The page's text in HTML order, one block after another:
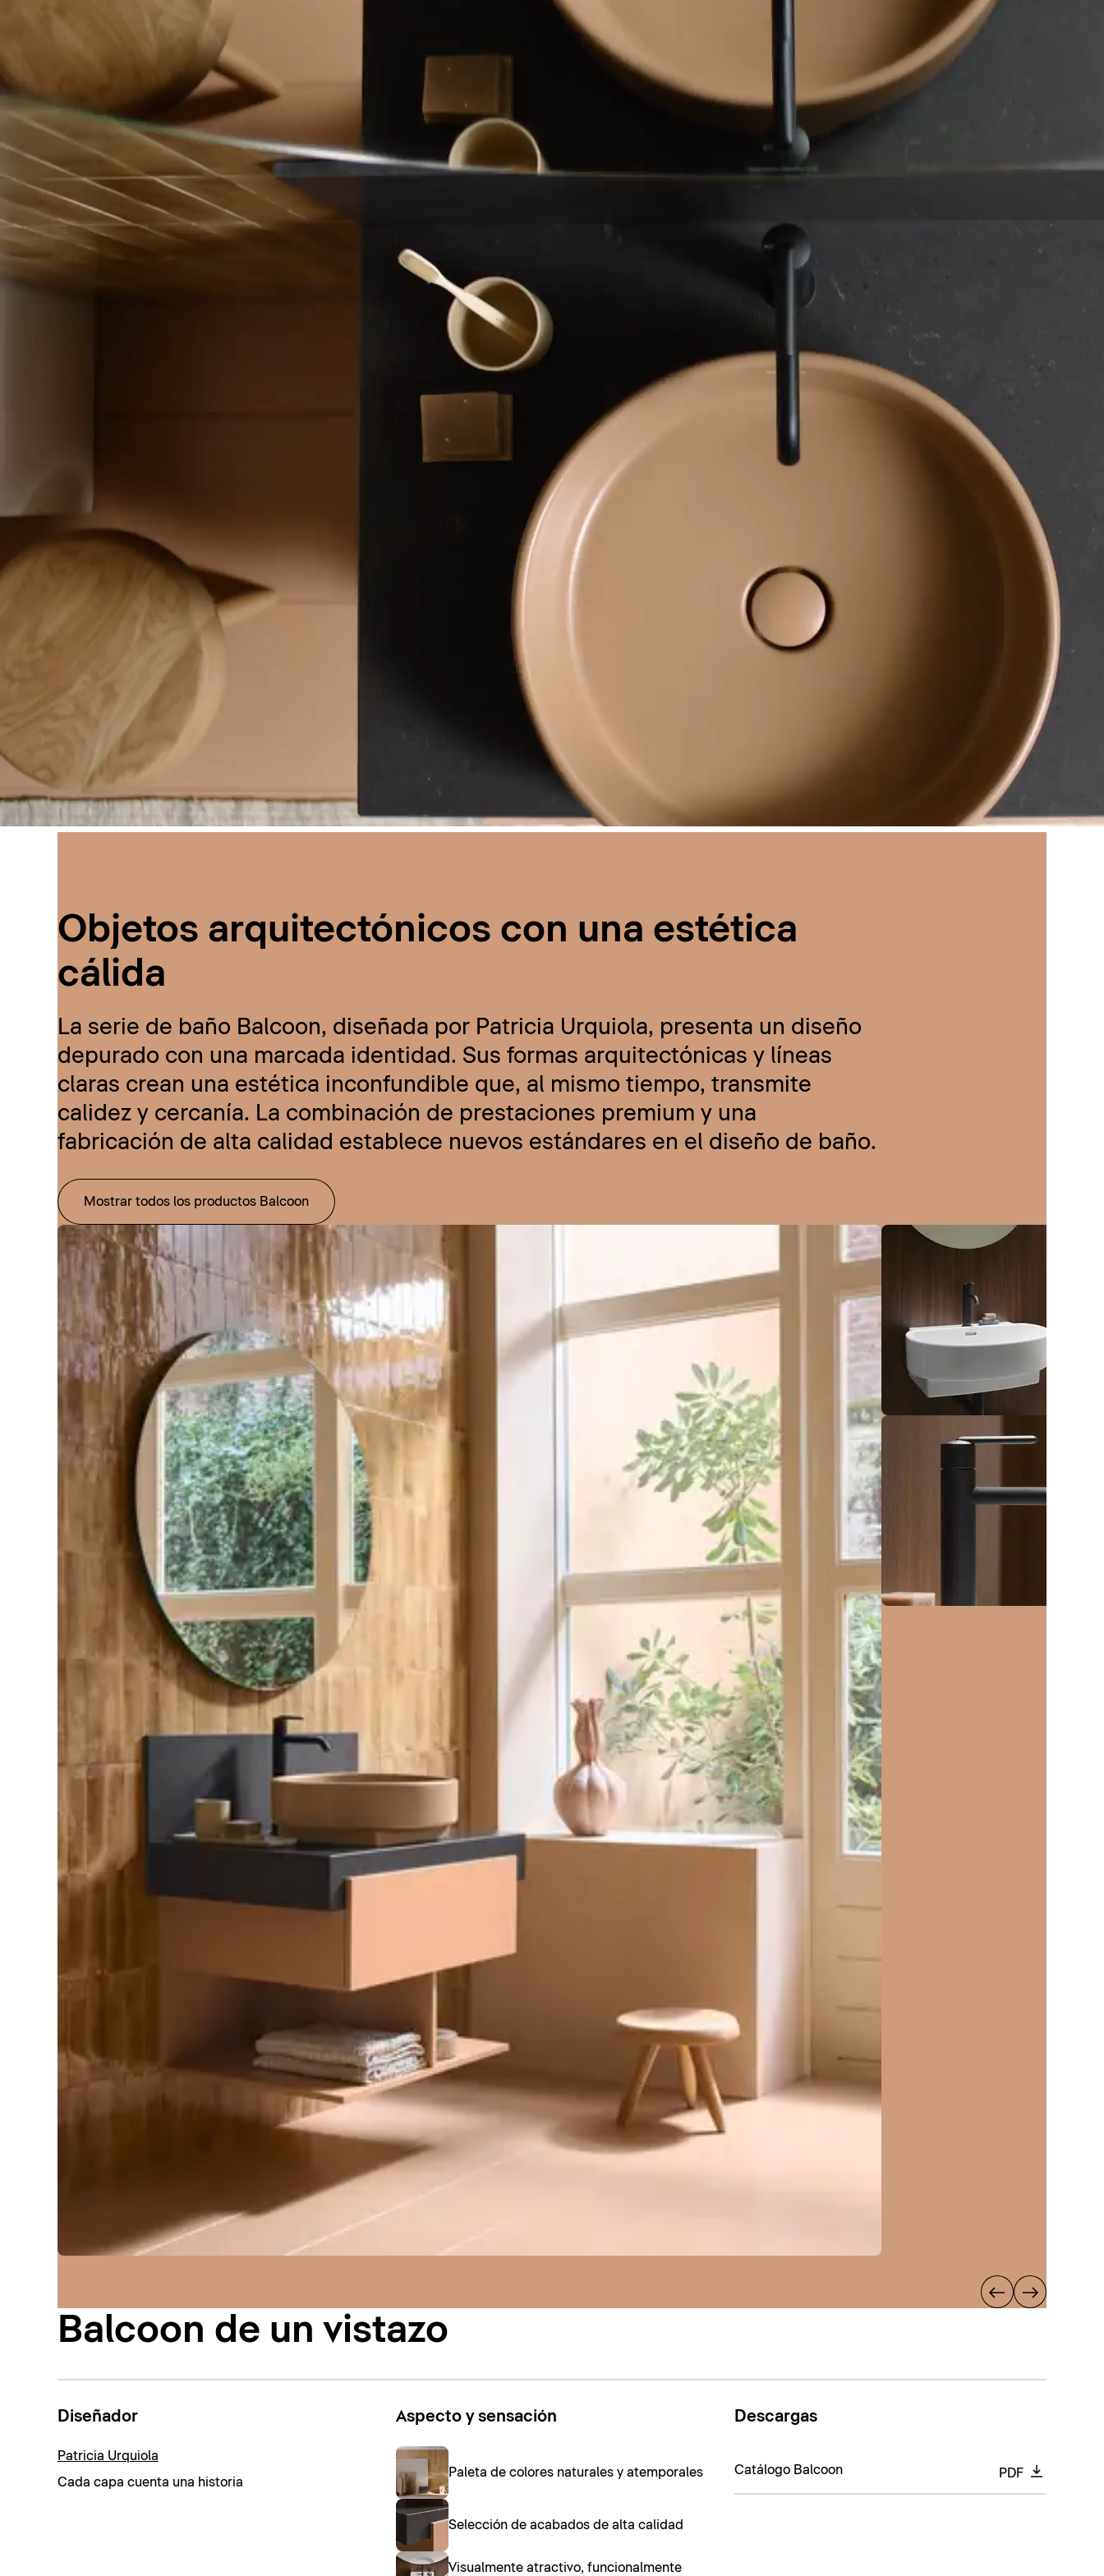
Objetos arquitectónicos con una estética
cálida
La serie de baño Balcoon, diseñada por Patricia Urquiola, presenta un diseño
depurado con una marcada identidad. Sus formas arquitectónicas y líneas
claras crean una estética inconfundible que, al mismo tiempo, transmite
calidez y cercanía. La combinación de prestaciones premium y una
fabricación de alta calidad establece nuevos estándares en el diseño de baño.
Mostrar todos los productos Balcoon
Balcoon de un vistazo
Diseñador
Patricia Urquiola
Cada capa cuenta una historia
Aspecto y sensación
Paleta de colores naturales y atemporales
Selección de acabados de alta calidad
Visualmente atractivo, funcionalmente
Descargas
Catálogo Balcoon PDF